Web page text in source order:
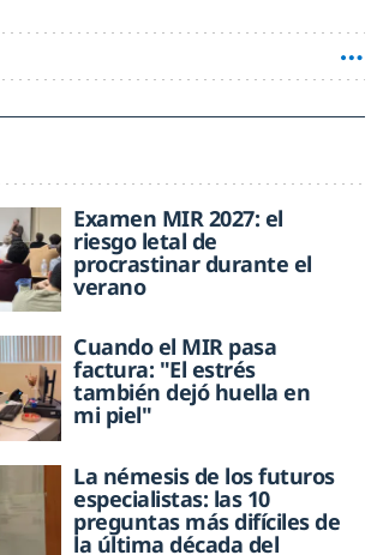
Examen MIR 2027: el
riesgo letal de
procrastinar durante el
verano
Cuando el MIR pasa
factura: "El estrés
también dejó huella en
mi piel"
La némesis de los futuros
especialistas: las 10
preguntas más difíciles de
la última década del